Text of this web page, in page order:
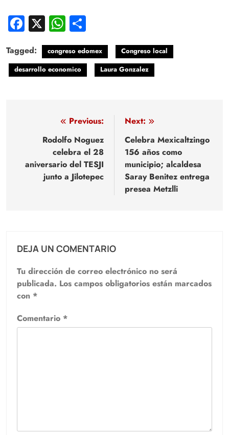
Facebook
X WhatsApp
Tagged: congreso edomex
Congreso local
desarrollo economico
Laura Gonzalez
Navegación
entradas
Previous:
Rodolfo Noguez
celebra el 28
aniversario del TESJI
junto a Jilotepec
Next:
Celebra Mexicaltzingo
156 años como
municipio; alcaldesa
Saray Benitez entrega
presea Metzlli
DEJA UN COMENTARIO
Tu dirección de correo electrónico no será
publicada. Los campos obligatorios están marcados
con *
Comentario *